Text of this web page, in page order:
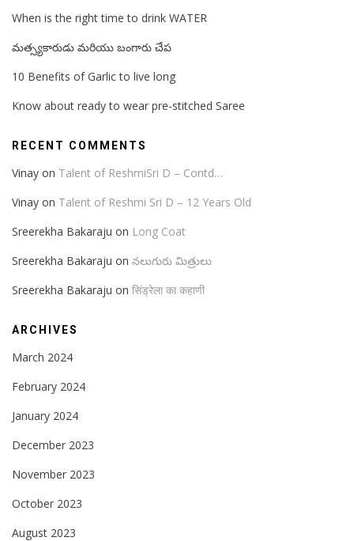
When is the right time to drink WATER
మత్స్యకారుడు మరియు బంగారు చేప
10 Benefits of Garlic to live long
Know about ready to wear pre-stitched Saree
RECENT COMMENTS
Vinay on Talent of ReshmiSri D – Contd…
Vinay on Talent of Reshmi Sri D – 12 Years Old
Sreerekha Bakaraju on Long Coat
Sreerekha Bakaraju on నలుగురు మిత్రులు
Sreerekha Bakaraju on सिंड्रेला का कहाणी
ARCHIVES
March 2024
February 2024
January 2024
December 2023
November 2023
October 2023
August 2023